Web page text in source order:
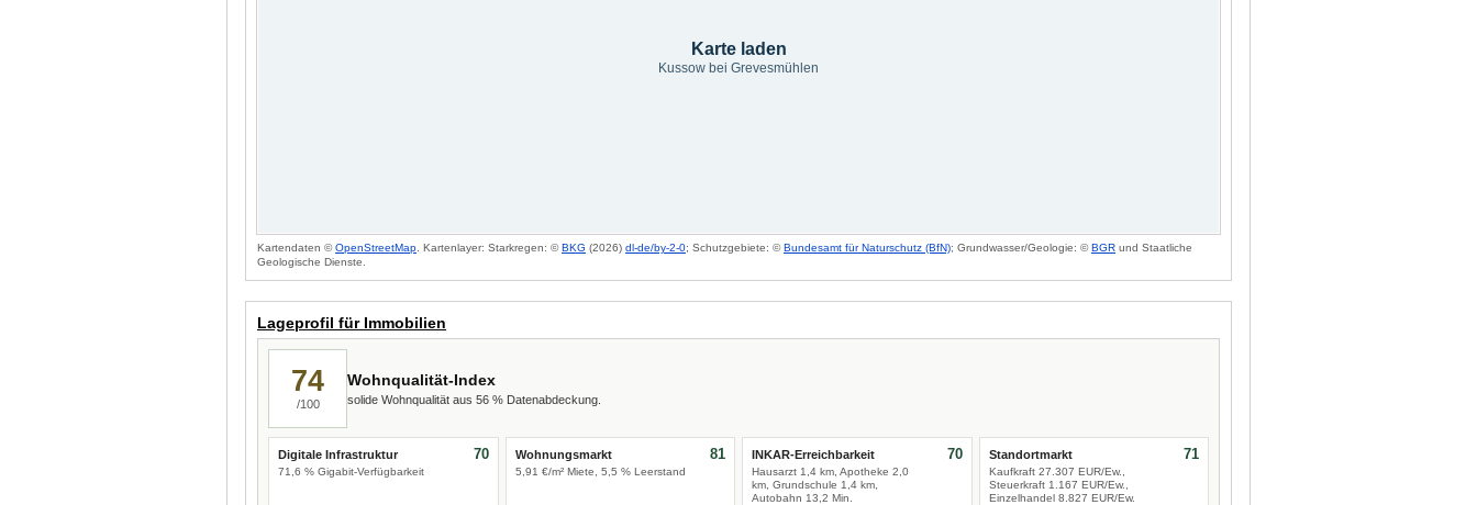
Karte laden
Kussow bei Grevesmühlen
Kartendaten ©OpenStreetMap . Kartenlayer: Starkregen: ©BKG (2026) dl-de/by-2-0; Schutzgebiete: ©Bundesamt für Naturschutz (BfN); Grundwasser/Geologie: ©BGR und Staatliche
Geologische Dienste.
Lageprofil für Immobilien
74
/100
Wohnqualität-Index
solide Wohnqualität aus 56 % Datenabdeckung.
Digitale Infrastruktur
71,6 % Gigabit-Verfügbarkeit
70 Wohnungsmarkt
5,91 €/m² Miete, 5,5 % Leerstand
81 INKAR-Erreichbarkeit
Hausarzt 1,4 km, Apotheke 2,0
km, Grundschule 1,4 km,
Autobahn 13,2 Min.
70 Standortmarkt
Kaufkraft 27.307 EUR/Ew.,
Steuerkraft 1.167 EUR/Ew.,
Einzelhandel 8.827 EUR/Ew.
71